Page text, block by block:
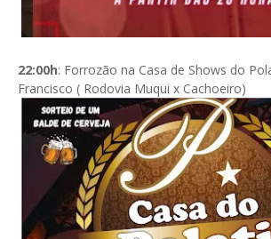
22:00h: Forrozão na Casa de Shows do
Francisco ( Rodovia Muqui x Cachoeiro)